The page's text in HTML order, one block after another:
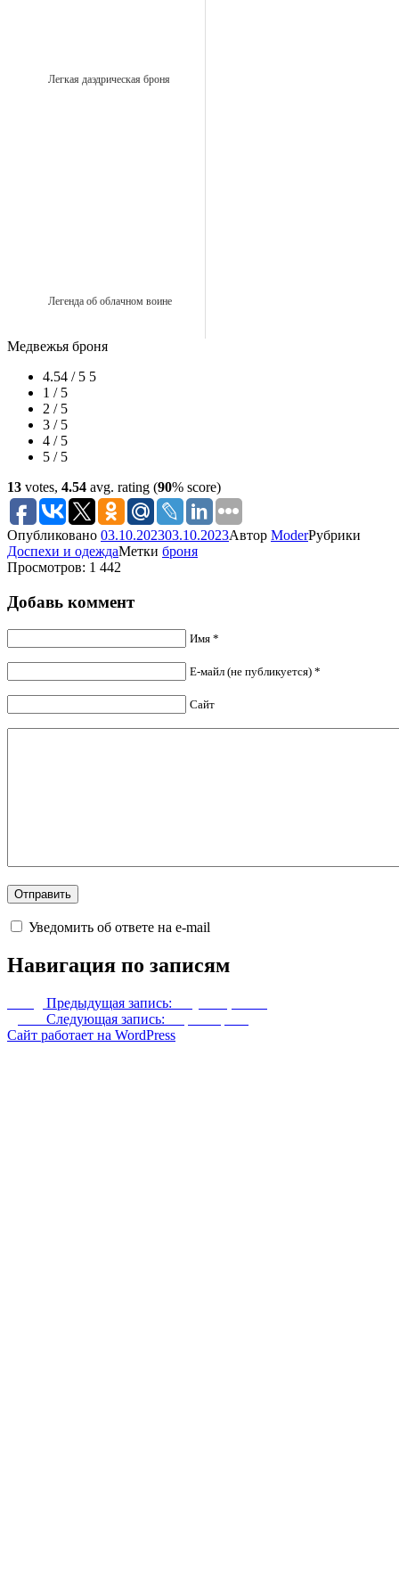
Легкая даэдрическая броня
Легенда об облачном воине
Медвежья броня
4.54 / 5 5
1 / 5
2 / 5
3 / 5
4 / 5
5 / 5
13 votes, 4.54 avg. rating (90% score)
Опубликовано 03.10.202303.10.2023Автор ModerРубрики
Доспехи и одеждаМетки броня
Просмотров: 1 442
Добавь коммент
Имя *
Е-майл (не публикуется) *
Сайт
Уведомить об ответе на e-mail
Навигация по записям
Предыдущая запись:
Следующая запись:
Сайт работает на WordPress